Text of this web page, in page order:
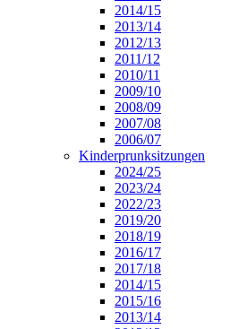
2014/15
2013/14
2012/13
2011/12
2010/11
2009/10
2008/09
2007/08
2006/07
Kinderprunksitzungen
2024/25
2023/24
2022/23
2019/20
2018/19
2016/17
2017/18
2014/15
2015/16
2013/14